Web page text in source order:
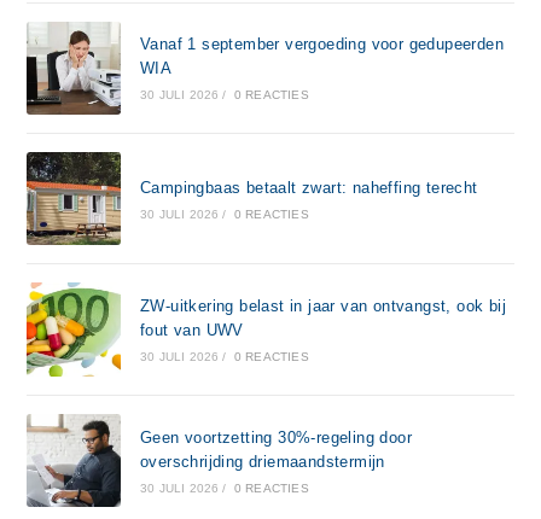
Vanaf 1 september vergoeding voor gedupeerden
WIA
30 JULI 2026 / 0 REACTIES
Campingbaas betaalt zwart: naheffing terecht
30 JULI 2026 / 0 REACTIES
ZW-uitkering belast in jaar van ontvangst, ook bij
fout van UWV
30 JULI 2026 / 0 REACTIES
Geen voortzetting 30%-regeling door
overschrijding driemaandstermijn
30 JULI 2026 / 0 REACTIES